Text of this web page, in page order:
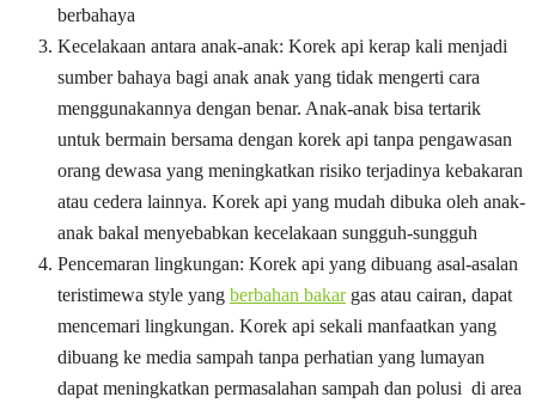
berbahaya
Kecelakaan antara anak-anak: Korek api kerap kali menjadi
sumber bahaya bagi anak anak yang tidak mengerti cara
menggunakannya dengan benar. Anak-anak bisa tertarik
untuk bermain bersama dengan korek api tanpa pengawasan
orang dewasa yang meningkatkan risiko terjadinya kebakaran
atau cedera lainnya. Korek api yang mudah dibuka oleh anak-
anak bakal menyebabkan kecelakaan sungguh-sungguh
Pencemaran lingkungan: Korek api yang dibuang asal-asalan
teristimewa style yang berbahan bakargas atau cairan, dapat
mencemari lingkungan. Korek api sekali manfaatkan yang
dibuang ke media sampah tanpa perhatian yang lumayan
dapat meningkatkan permasalahan sampah dan polusi di area